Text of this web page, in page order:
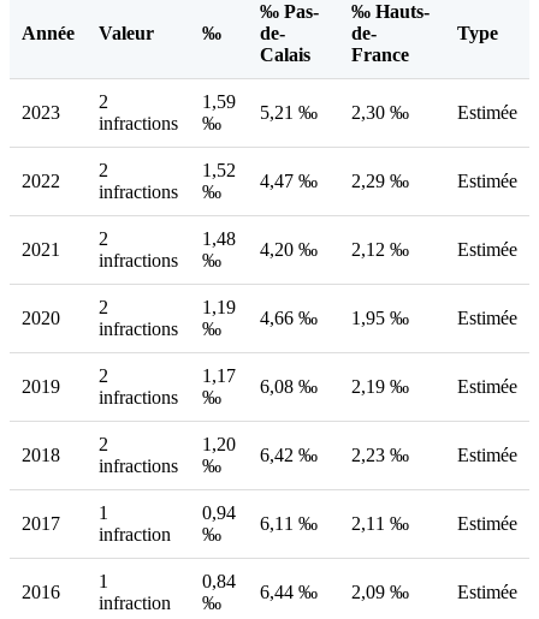
Année Valeur ‰
‰ Pas-
de-
Calais
‰ Hauts-
de-
France
Type
2023
2
infractions
1,59
‰
5,21 ‰ 2,30 ‰ Estimée
2022
2
infractions
1,52
‰
4,47 ‰ 2,29 ‰ Estimée
2021
2
infractions
1,48
‰
4,20 ‰ 2,12 ‰ Estimée
2020
2
infractions
1,19
‰
4,66 ‰ 1,95 ‰ Estimée
2019
2
infractions
1,17
‰
6,08 ‰ 2,19 ‰ Estimée
2018
2
infractions
1,20
‰
6,42 ‰ 2,23 ‰ Estimée
2017
1
infraction
0,94
‰
6,11 ‰ 2,11 ‰ Estimée
2016
1
infraction
0,84
‰
6,44 ‰ 2,09 ‰ Estimée